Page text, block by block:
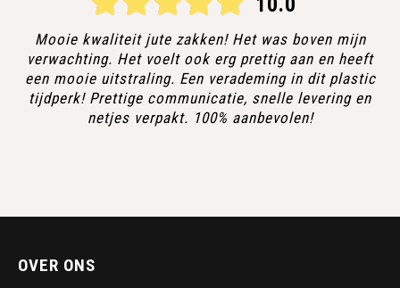
Mooie kwaliteit jute zakken! Het was boven mijn
verwachting. Het voelt ook erg prettig aan en heeft
een mooie uitstraling. Een verademing in dit plastic
tijdperk! Prettige communicatie, snelle levering en
netjes verpakt. 100% aanbevolen!
OVER ONS